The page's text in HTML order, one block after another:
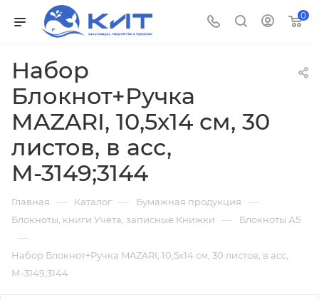
0
Набор
Блокнот+Ручка
MAZARI, 10,5х14 см, 30
листов, в асс,
М-3149;3144
Главная — Каталог — Бумажная продукция —
Блокноты, книги Учёта, записные Книжки — Блокноты А5
—
Набор Блокнот+Ручка MAZARI, 10,5х14 см, 30 листов, в асс,
М-3149;3144